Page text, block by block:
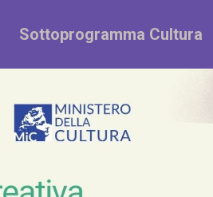
Sottoprogramma Cultura